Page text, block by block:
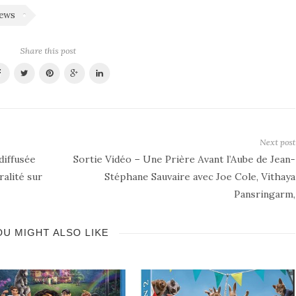
Share this post
sur
Next post
Sortie Vidéo – Une Prière Avant l’Aube de Jean-
Stéphane Sauvaire avec Joe Cole, Vithaya
Pansringarm,
MIGHT ALSO LIKE